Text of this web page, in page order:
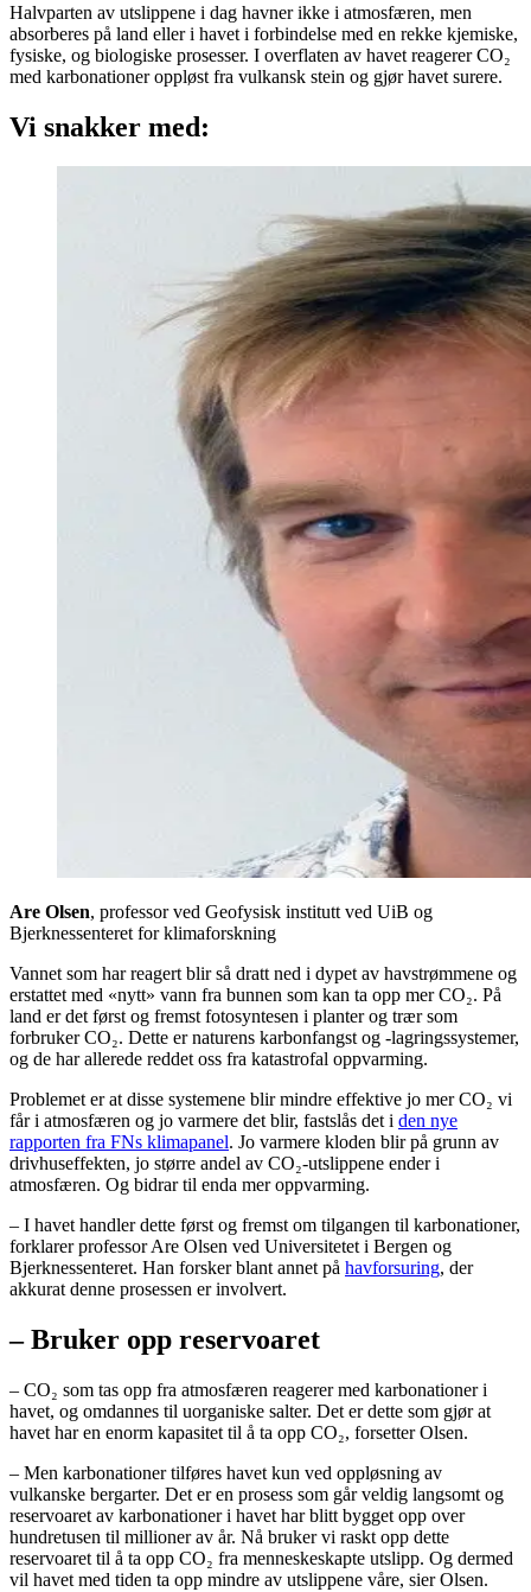
Halvparten av utslippene i dag havner ikke i atmosfæren, men
absorberes på land eller i havet i forbindelse med en rekke kjemiske,
fysiske, og biologiske prosesser. I overflaten av havet reagerer CO₂
med karbonationer oppløst fra vulkansk stein og gjør havet surere.
Vi snakker med:
Are Olsen, professor ved Geofysisk institutt ved UiB og
Bjerknessenteret for klimaforskning
Vannet som har reagert blir så dratt ned i dypet av havstrømmene og
erstattet med «nytt» vann fra bunnen som kan ta opp mer CO₂. På
land er det først og fremst fotosyntesen i planter og trær som
forbruker CO₂. Dette er naturens karbonfangst og -lagringssystemer,
og de har allerede reddet oss fra katastrofal oppvarming.
Problemet er at disse systemene blir mindre effektive jo mer CO₂ vi
får i atmosfæren og jo varmere det blir, fastslås det i den nye
rapporten fra FNs klimapanel. Jo varmere kloden blir på grunn av
drivhuseffekten, jo større andel av CO₂-utslippene ender i
atmosfæren. Og bidrar til enda mer oppvarming.
– I havet handler dette først og fremst om tilgangen til karbonationer,
forklarer professor Are Olsen ved Universitetet i Bergen og
Bjerknessenteret. Han forsker blant annet på havforsuring, der
akkurat denne prosessen er involvert.
– Bruker opp reservoaret
– CO₂ som tas opp fra atmosfæren reagerer med karbonationer i
havet, og omdannes til uorganiske salter. Det er dette som gjør at
havet har en enorm kapasitet til å ta opp CO₂, forsetter Olsen.
– Men karbonationer tilføres havet kun ved oppløsning av
vulkanske bergarter. Det er en prosess som går veldig langsomt og
reservoaret av karbonationer i havet har blitt bygget opp over
hundretusen til millioner av år. Nå bruker vi raskt opp dette
reservoaret til å ta opp CO₂ fra menneskeskapte utslipp. Og dermed
vil havet med tiden ta opp mindre av utslippene våre, sier Olsen.